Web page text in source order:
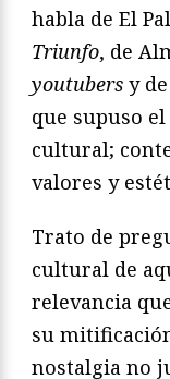
habla de El
Triunfo, de
youtubers y
que supuso
cultural;
valores y
Trato de
cultural de
relevancia
su
nostalgia no